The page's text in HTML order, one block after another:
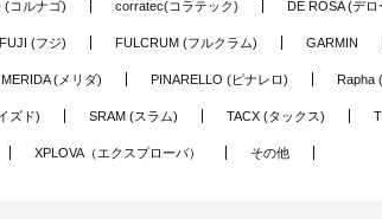
(コルナゴ) corratec(コラテック) DE ROSA (デロ
FUJI (フジ) FULCRUM (フルクラム) GARMIN
MERIDA (メリダ) PINARELLO (ピナレロ) Rapha
ズド) SRAM (スラム) TACX (タックス)
XPLOVA（エクスプローバ） その他